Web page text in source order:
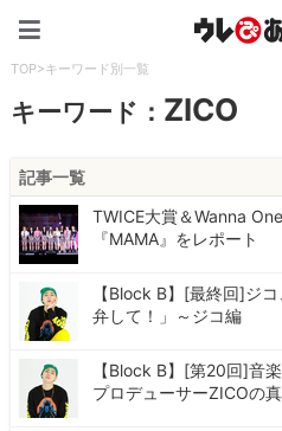
TOP>キーワード別一覧
キーワード： ZICO
記事一覧
TWICE大賞＆Wanna
『MAMA』をレポート
【Block B】[最終回]ジ
弁して！」～ジコ編
【Block B】[第20回]音
プロデューサーZICOの